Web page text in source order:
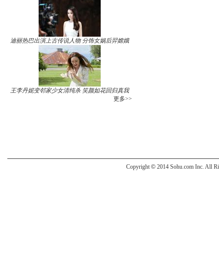
迪丽热巴出演上古传说人物 分饰女娲后羿嫦娥
王李丹妮变邻家少女清纯杀 笑颜如花回归真我
更多>>
Copyright © 2014 Sohu.com Inc. All